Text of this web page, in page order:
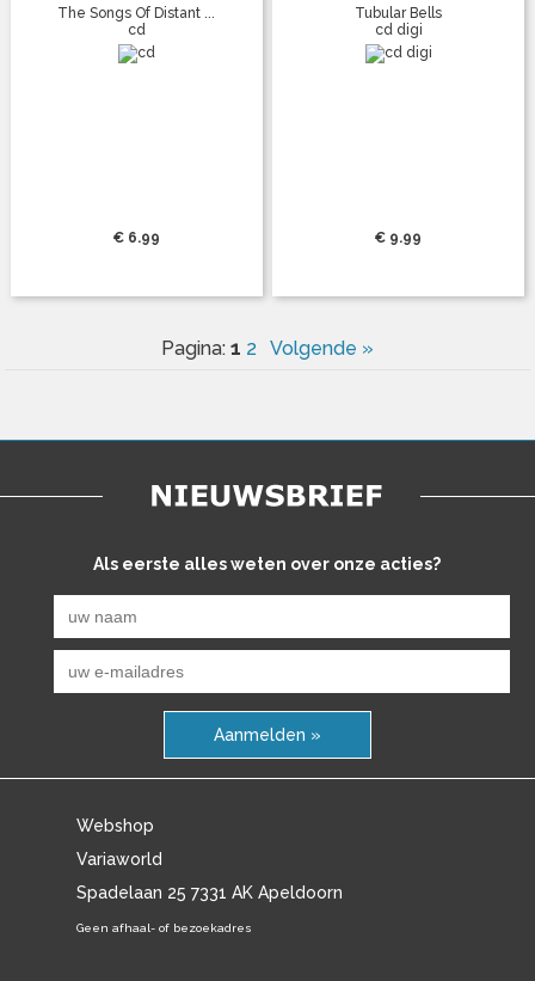
The Songs Of Distant ...
cd
€ 6.99
Tubular Bells
cd digi
€ 9.99
Pagina: 1 2 Volgende »
Als eerste alles weten over onze acties?
Aanmelden »
Webshop
Variaworld
Spadelaan 25 7331 AK Apeldoorn
Geen afhaal- of bezoekadres